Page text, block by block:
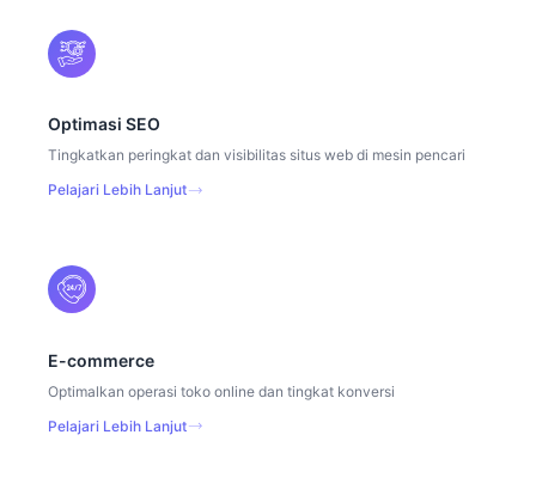
Optimasi SEO
Tingkatkan peringkat dan visibilitas situs web di mesin pencari
Pelajari Lebih Lanjut
E-commerce
Optimalkan operasi toko online dan tingkat konversi
Pelajari Lebih Lanjut